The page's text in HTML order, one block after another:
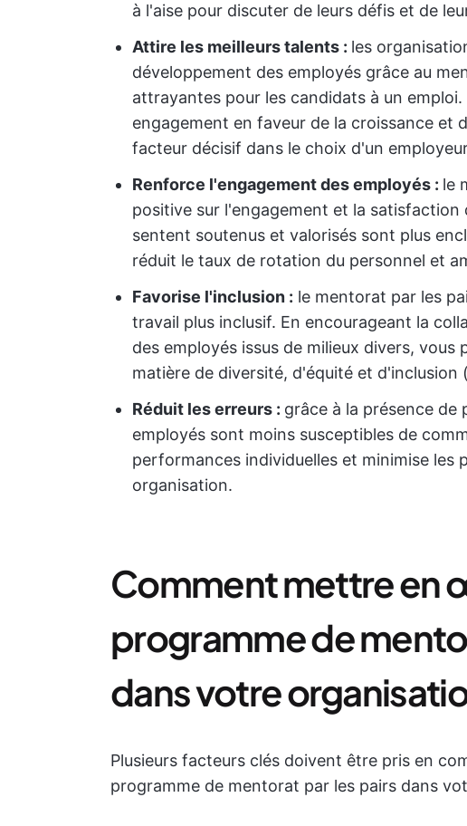
à l'aise pour discuter de leurs défis et de
Attire les meilleurs talents : les
développement des employés grâce au
attrayantes pour les candidats à un
engagement en faveur de la croissance et
facteur décisif dans le choix d'un
Renforce l'engagement des employés : le
positive sur l'engagement et la satisfaction
sentent soutenus et valorisés sont plus
réduit le taux de rotation du personnel et
Favorise l'inclusion : le mentorat par les
travail plus inclusif. En encourageant la
des employés issus de milieux divers,
matière de diversité, d'équité et d'inclusion
Réduit les erreurs : grâce à la présence de
employés sont moins susceptibles de
performances individuelles et minimise les
organisation.
Comment mettre en
programme de
dans votre
Plusieurs facteurs clés doivent être pris en
programme de mentorat par les pairs dans